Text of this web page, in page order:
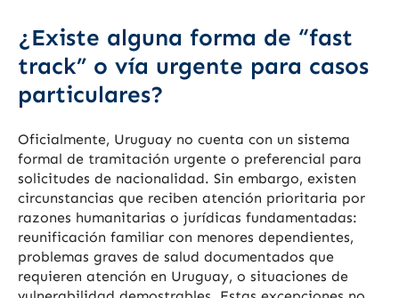
¿Existe alguna forma de “fast
track” o vía urgente para casos
particulares?
Oficialmente, Uruguay no cuenta con un sistema
formal de tramitación urgente o preferencial para
solicitudes de nacionalidad. Sin embargo, existen
circunstancias que reciben atención prioritaria por
razones humanitarias o jurídicas fundamentadas:
reunificación familiar con menores dependientes,
problemas graves de salud documentados que
requieren atención en Uruguay, o situaciones de